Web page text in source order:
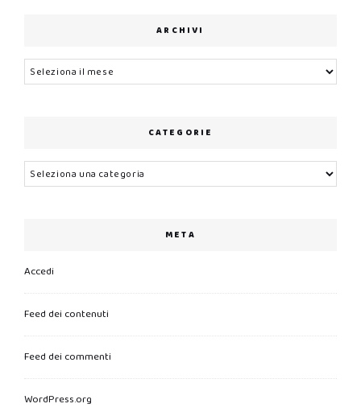
ARCHIVI
Archivi
CATEGORIE
Categorie
META
Accedi
Feed dei contenuti
Feed dei commenti
WordPress.org